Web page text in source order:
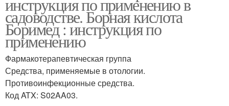
инструкция по применению в
садоводстве. Борная кислота
Боримед : инструкция по
применению
Фармакотерапевтическая группа
Средства, применяемые в отологии.
Противоинфекционные средства.
Код ATX: S02AA03.